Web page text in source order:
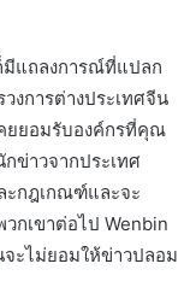
มีแถลงการณ์ที่แปลก
งการต่างประเทศจีน
คยยอมรับองค์กรที่คุณ
กข่าวจากประเทศ
ะกฎเกณฑ์และจะ
กเขาต่อไป Wenbin
ะไม่ยอมให้ข่าวปลอม